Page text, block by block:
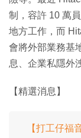
制，容許 10 萬
地方工作，而
會將外部業務基
息、企業私隱外
【精選消息】
【打工仔福